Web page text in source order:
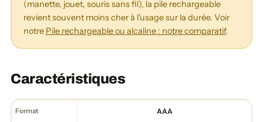
(manette, jouet, souris sans fil), la pile rechargeable
revient souvent moins cher à l'usage sur la durée. Voir
notre Pile rechargeable ou alcaline : notre comparatif.
Caractéristiques
Format AAA